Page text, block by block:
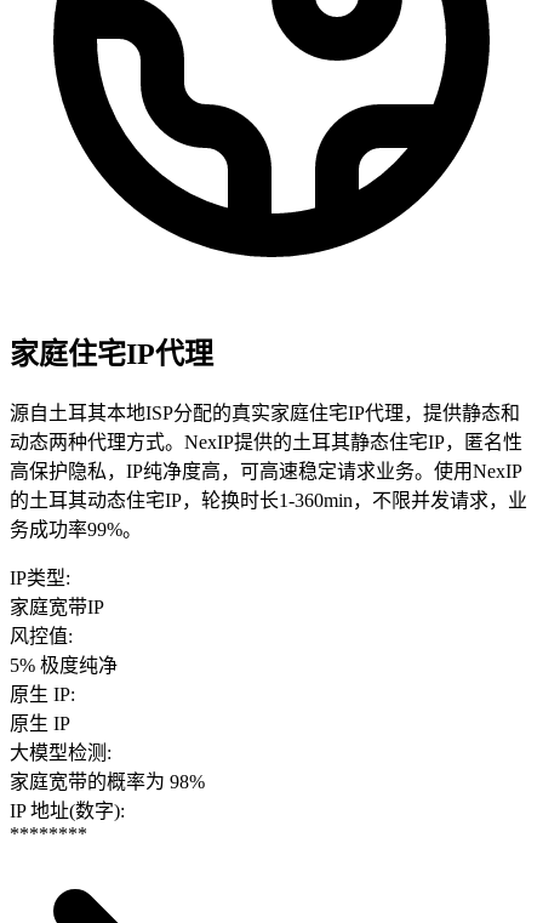
家庭住宅IP代理
源自土耳其本地ISP分配的真实家庭住宅IP代理，提供静态和
动态两种代理方式。NexIP提供的土耳其静态住宅IP，匿名性
高保护隐私，IP纯净度高，可高速稳定请求业务。使用NexIP
的土耳其动态住宅IP，轮换时长1-360min，不限并发请求，业
务成功率99%。
IP类型:
家庭宽带IP
风控值:
5% 极度纯净
原生 IP:
原生 IP
大模型检测 :
家庭宽带的概率为 98%
IP 地址(数字):
********